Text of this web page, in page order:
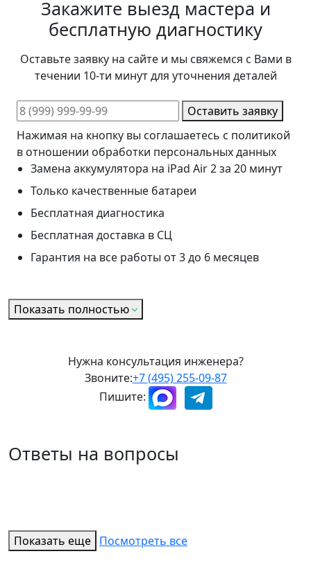
Закажите выезд мастера и
бесплатную диагностику
Оставьте заявку на сайте и мы свяжемся с Вами в
течении 10-ти минут для уточнения деталей
Оставить заявку
Нажимая на кнопку вы соглашаетесь с политикой
в отношении обработки персональных данных
Замена аккумулятора на iPad Air 2 за 20 минут
Только качественные батареи
Бесплатная диагностика
Бесплатная доставка в СЦ
Гарантия на все работы от 3 до 6 месяцев
Показать полностью
Нужна консультация инженера?
Звоните:+7 (495) 255-09-87
Пишите:
Ответы на вопросы
Показать еще Посмотреть все